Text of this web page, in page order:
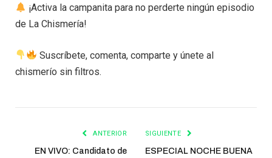
¡Activa la campanita para no perderte ningún episodio
de La Chismería!
Suscríbete, comenta, comparte y únete al
chismerío sin filtros.
ANTERIOR
EN VIVO: Candidato de
SIGUIENTE
ESPECIAL NOCHE BUENA